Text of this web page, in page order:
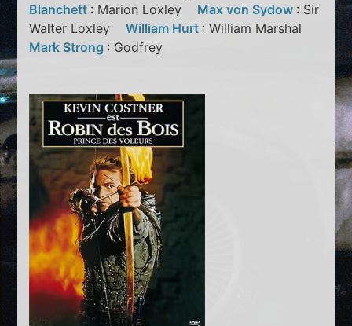
Blanchett : Marion Loxley Max von Sydow : Sir
Walter LoxleyWilliam Hurt : William Marshal
Mark Strong : Godfrey